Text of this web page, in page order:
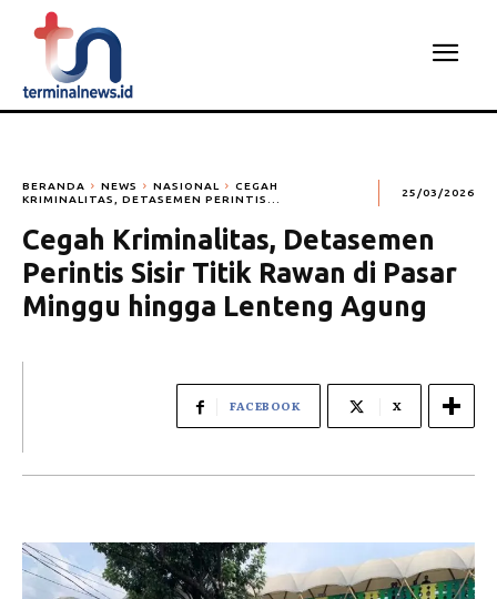
BERANDA NEWS NASIONAL
CEGAH
KRIMINALITAS, DETASEMEN PERINTIS...
25/03/2026
Cegah Kriminalitas, Detasemen
Perintis Sisir Titik Rawan di Pasar
Minggu hingga Lenteng Agung
FACEBOOK X